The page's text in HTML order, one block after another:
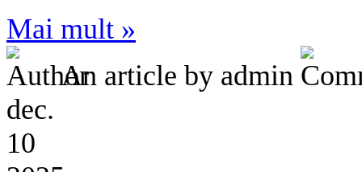
Mai mult »
An article by admin
dec.
10